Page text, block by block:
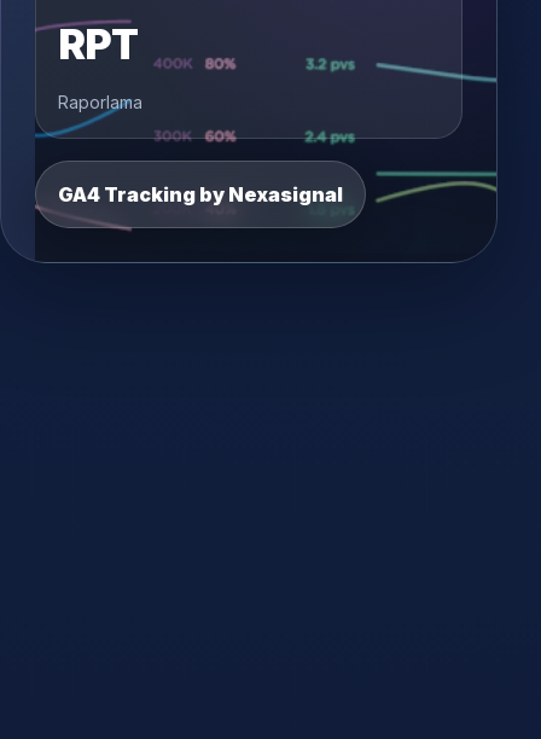
RPT
Raporlama
GA4 Tracking by Nexasignal